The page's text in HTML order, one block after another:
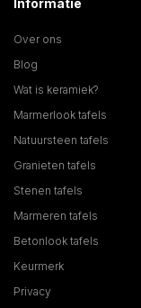
Over ons
Blog
Wat is keramiek?
Marmerlook tafels
Natuursteen tafels
Granieten tafels
Stenen tafels
Marmeren tafels
Betonlook tafels
Keurmerk
Privacy